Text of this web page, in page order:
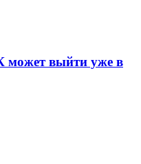
может выйти уже в